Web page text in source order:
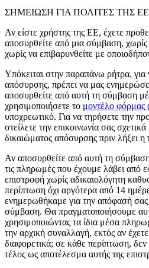
ΣΗΜΕΙΩΣΗ ΓΙΑ ΠΟΛΙΤΕΣ ΤΗΣ
Αν είστε χρήστης της ΕΕ, έχετε
αποσυρθείτε από μια σύμβαση,
χωρίς να επιβαρυνθείτε με
Υπόκειται στην παραπάνω ρήτρα,
απόσυρσης, πρέπει να μας
αποσυρθείτε από αυτή τη σύμβαση
χρησιμοποιήσετε το μοντέλο φόρμας
υποχρεωτικό. Για να τηρήσετε την
στείλετε την επικοινωνία σας
δικαιώματος απόσυρσης πριν λήξει
Αν αποσυρθείτε από αυτή τη
τις πληρωμές που έχουμε λάβει από
επιστροφή χωρίς αδικαιολόγητη
περίπτωση όχι αργότερα από 14
ενημερωθήκαμε για την απόφασή
σύμβαση. Θα πραγματοποιήσουμε
χρησιμοποιώντας τα ίδια μέσα
την αρχική συναλλαγή, εκτός αν
διαφορετικά; σε κάθε περίπτωση,
τέλος ως αποτέλεσμα αυτής της